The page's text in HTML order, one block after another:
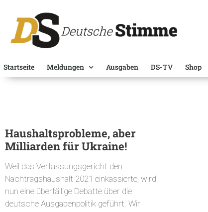
Startseite Meldungen Ausgaben DS-TV Shop
Haushaltsprobleme, aber
Milliarden für Ukraine!
Weil das Verfassungsgericht den
Nachtragshaushalt 2021 einkassierte, wird
nun eine überfällige Debatte über die
deutsche Ausgabenpolitik geführt. Wir